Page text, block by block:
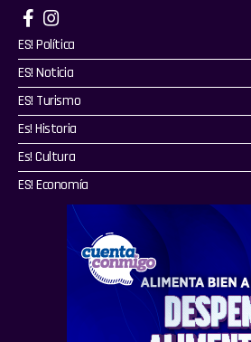
ES! Política
ES! Noticia
ES! Turismo
Es! Historia
Es! Cultura
ES! Economía